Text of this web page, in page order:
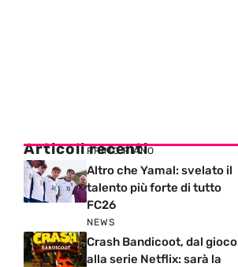
Articoli recenti
PRIMO PIANO
Altro che Yamal: svelato il
talento più forte di tutto
FC26
NEWS
Crash Bandicoot, dal gioco
alla serie Netflix: sarà la